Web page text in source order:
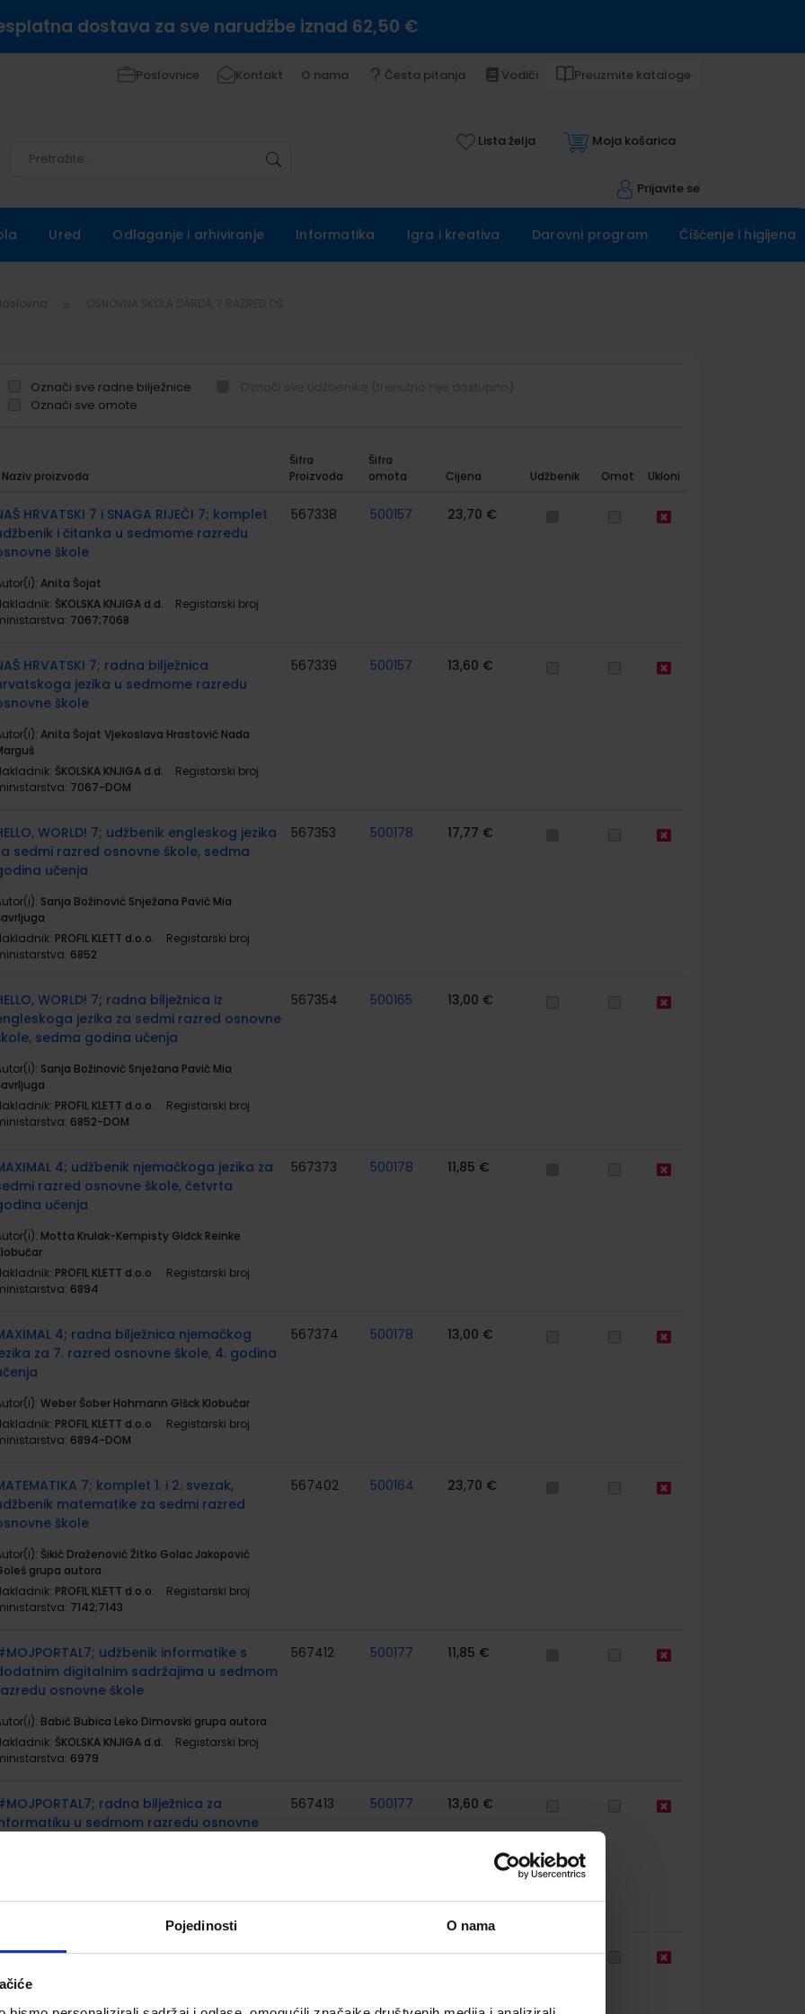
Pojedinosti O nama
dostava za sve narudžbe iznad 62,50 €
Poslovnice Kontakt O nama Česta pitanja Vodiči Preuzmite kataloge
Lista želja Moja košarica
Prijavite se
Ured Odlaganje i arhiviranje Informatika Igra i kreativa Darovni program Čišćenje i higijena
Označi sve radne bilježnice
Označi sve omote
Naziv proizvoda
Šifra
Proizvoda
Šifra
omota
Cijena Udžbenik Omot Ukloni
HRVATSKI 7 i SNAGA RIJEČI 7; komplet
i čitanka u sedmome razredu
škole
Anita Šojat
ŠKOLSKA KNJIGA d.d.
Registarski broj
7067;7068
567338 500157 23,70 €
HRVATSKI 7; radna bilježnica
jezika u sedmome razredu
škole
Anita Šojat Vjekoslava Hrastović Nada
ŠKOLSKA KNJIGA d.d.
Registarski broj
7067-DOM
567339 500157 13,60 €
WORLD! 7; udžbenik engleskog jezika
sedmi razred osnovne škole, sedma
učenja
Sanja Božinović Snježana Pavić Mia
PROFIL KLETT d.o.o.
Registarski broj
6852
567353 500178 17,77 €
WORLD! 7; radna bilježnica iz
jezika za sedmi razred osnovne
sedma godina učenja
Sanja Božinović Snježana Pavić Mia
PROFIL KLETT d.o.o.
Registarski broj
6852-DOM
567354 500165 13,00 €
4; udžbenik njemačkoga jezika za
razred osnovne škole, četvrta
učenja
Motta Krulak-Kempisty Glđck Reinke
PROFIL KLETT d.o.o.
Registarski broj
6894
567373 500178 11,85 €
4; radna bilježnica njemačkog
za 7. razred osnovne škole, 4. godina
Weber Šober Hohmann Glšck Klobučar
PROFIL KLETT d.o.o.
Registarski broj
6894-DOM
567374 500178 13,00 €
7; komplet 1. i 2. svezak,
matematike za sedmi razred
škole
Šikić Draženović Žitko Golac Jakopović
grupa autora
PROFIL KLETT d.o.o.
Registarski broj
7142;7143
567402 500164 23,70 €
udžbenik informatike s
digitalnim sadržajima u sedmom
osnovne škole
Babić Bubica Leko Dimovski grupa autora
ŠKOLSKA KNJIGA d.d.
Registarski broj
6979
567412 500177 11,85 €
radna bilježnica za
u sedmom razredu osnovne
567413 500177 13,60 €
7; udžbenik biologije s dodatnim
digitalnim sadržajima u sedmom razredu
škole
556206 500744 11,51 €